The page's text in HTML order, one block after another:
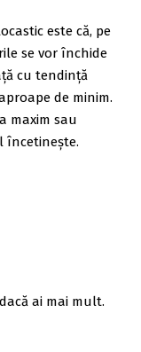
este că, pe
se vor închide
cu tendință
de minim.
maxim sau
încetinește.
ai mai mult.